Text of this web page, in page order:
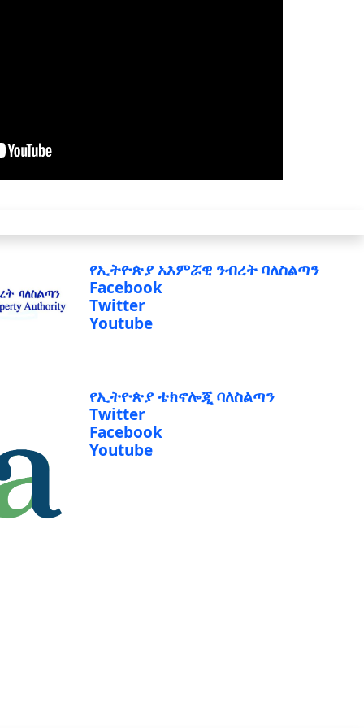
የኢትዮጵያ አእምሯዊ ንብረት ባለስልጣን
Facebook
Twitter
Youtube
የኢትዮጵያ ቴክኖሎጂ ባለስልጣን
Twitter
Facebook
Youtube